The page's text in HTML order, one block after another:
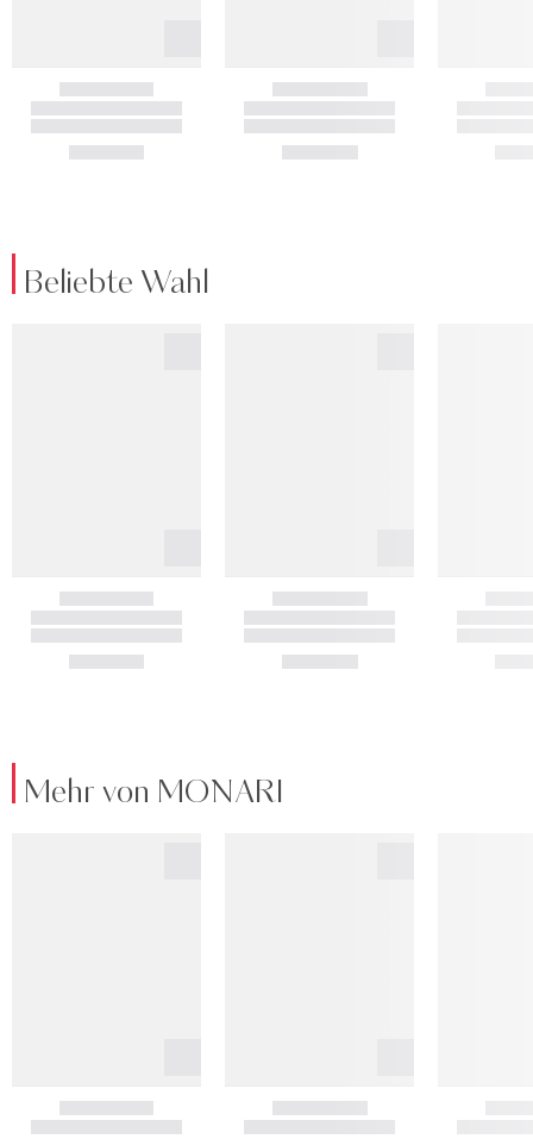
Beliebte Wahl
Mehr von MONARI